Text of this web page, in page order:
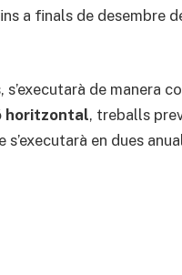
a finals de desembre
de manera
horitzontal, treballs
en dues